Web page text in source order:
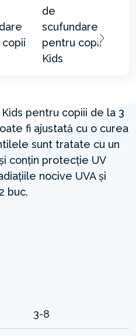
pentru copiii de la 3
fi ajustată cu o curea
sunt tratate cu un
conțin protecție UV
nocive UVA și
buc.
3-8